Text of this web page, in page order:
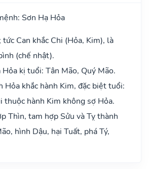
Sơn Hạ Hỏa
Can khắc Chi (Hỏa, Kim), là
(chế nhật).
Hỏa kị tuổi: Tân Mão, Quý Mão.
Hỏa khắc hành Kim, đặc biệt tuổi:
thuộc hành Kim không sợ Hỏa.
Thìn, tam hợp Sửu và Tỵ thành
hình Dậu, hại Tuất, phá Tý,